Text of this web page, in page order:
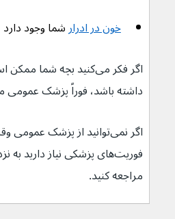
خون در ادرار شما وجود دارد
اگر فکر می‌کنید بچه شما
داشته باشد، فوراً پزشک عمومی
اگر نمی‌توانید از پزشک
فوریت‌های پزشکی نیاز دارید
مراجعه کنید.